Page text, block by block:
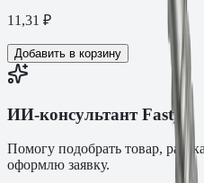
11,31 ₽
Добавить в корзину
ИИ-консультант Fasty
Помогу подобрать товар,
оформлю заявку.